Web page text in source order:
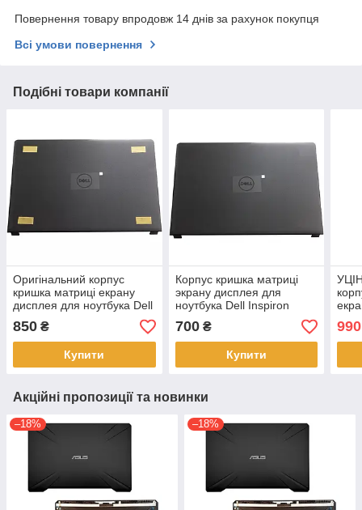
Повернення товару впродовж 14 днів за рахунок покупця
Всі умови повернення
Подібні товари компанії
Оригінальний корпус
кришка матриці екрану
дисплея для ноутбука Dell
Inspiron 5555 5558 5559
02FWTT 0CMJK5
850 ₴
Купити
Корпус кришка матриці
экрану дисплея для
ноутбука Dell Inspiron
5555 5558 5559 02FWTT
0CMJK5
700₴
Купити
G8
990
Акційні пропозиції та новинки
–18% –18%